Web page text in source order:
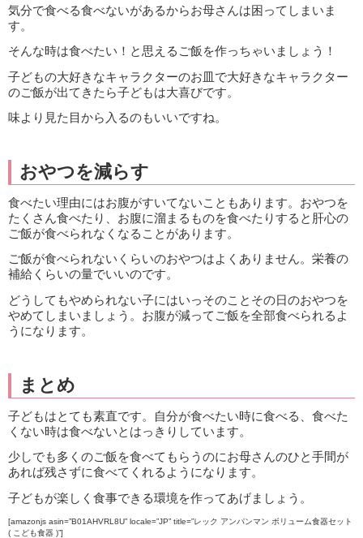
気分で食べる食べないがあるからお母さんは困ってしまいま
す。
そんな時は食べたい！と思えるご飯を作っちゃいましょう！
子どもの大好きなキャラクターのお皿で大好きなキャラクター
のご飯が出てきたら子どもは大喜びです。
味より見た目から入るのもいいですね。
おやつを減らす
食べたい理由にはお腹がすいてないこともあります。おやつを
たくさん食べたり、お腹に溜まるものを食べたりすると肝心の
ご飯が食べられなくなることがあります。
ご飯が食べられないくらいのおやつはよくありません。栄養の
補給くらいの量でいいのです。
どうしてもやめられない子にはいっそのことその日のおやつを
やめてしまいましょう。お腹が減ってご飯を全部食べられるよ
うになります。
まとめ
子どもはとても素直です。自分が食べたい時に食べる、食べた
くない時は食べないとはっきりしています。
少しでも多くのご飯を食べてもらうのにお母さんのひと手間が
あれば残さずに食べてくれるようになります。
子どもが楽しく食事できる環境を作ってあげましょう。
[amazonjs asin=”B01AHVRL8U” locale=”JP” title=”レック アンパンマン ボリューム食器セット
( こども食器 )”]